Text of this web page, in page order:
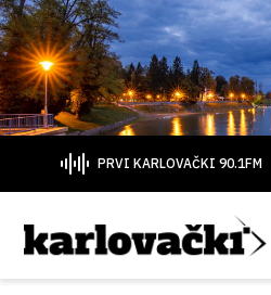
PRVI KARLOVAČKI 90.1FM